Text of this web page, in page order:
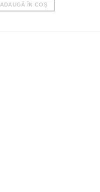
ADAUGĂ ÎN COȘ